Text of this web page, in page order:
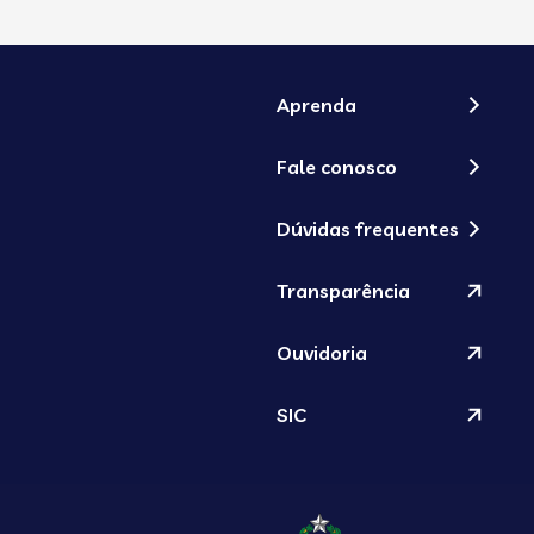
Aprenda
Fale conosco
Dúvidas frequentes
Transparência
Ouvidoria
SIC